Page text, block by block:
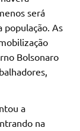
será
população. As
Bolsonaro
a
na